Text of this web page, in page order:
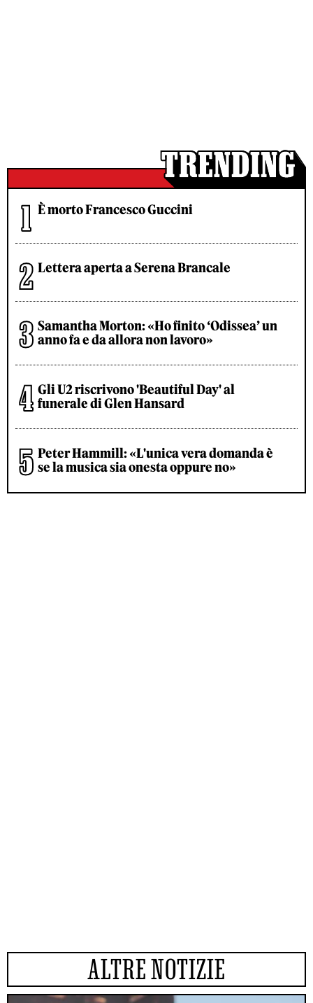
È morto Francesco Guccini
Lettera aperta a Serena Brancale
Samantha Morton: «Ho finito ‘Odissea’ un
anno fa e da allora non lavoro»
Gli U2 riscrivono 'Beautiful Day' al
funerale di Glen Hansard
Peter Hammill: «L'unica vera domanda è
se la musica sia onesta oppure no»
ALTRE NOTIZIE